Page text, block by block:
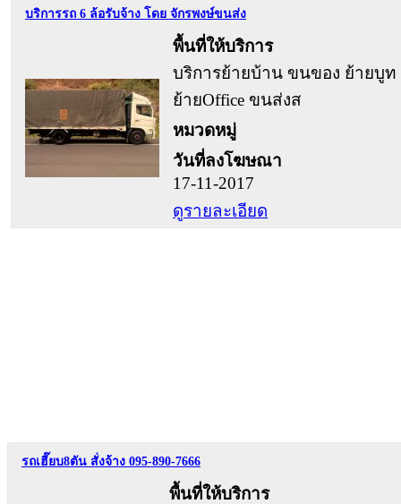
บริการรถ 6 ล้อรับจ้าง โดย จักรพงษ์ขนส่ง
พื้นที่ให้บริการ
บริการย้ายบ้าน ขนของ ย้ายบูท
ย้ายOffice ขนส่งส
หมวดหมู่
วันที่ลงโฆษณา
17-11-2017
ดูรายละเอียด
รถเฮี๊ยบ8ตัน สั่งจ้าง 095-890-7666
พื้นที่ให้บริการ